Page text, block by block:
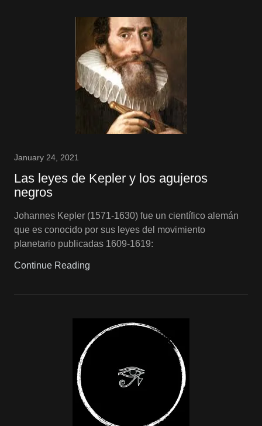
January 24, 2021
Las leyes de Kepler y los agujeros
negros
Johannes Kepler (1571-1630) fue un científico alemán
que es conocido por sus leyes del movimiento
planetario publicadas 1609-1619:
Continue Reading